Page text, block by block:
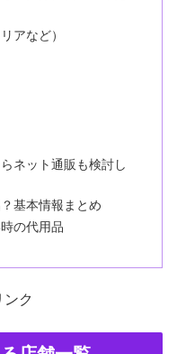
アなど）
ネット通販も検討し
基本情報まとめ
の代用品
ンク